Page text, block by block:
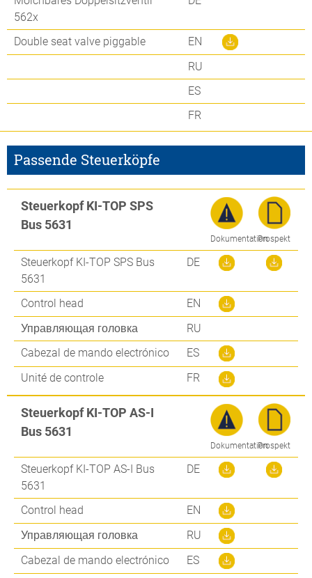
562x
Double seat valve piggable
EN
RU
ES
FR
Passende Steuerköpfe
Steuerkopf KI-TOP SPS
Bus 5631
DokumentationProspekt
Steuerkopf KI-TOP SPS Bus
5631
DE
Control head
EN
Управляющая головка
RU
Cabezal de mando electrónico
ES
Unité de controle
FR
Steuerkopf KI-TOP AS-I
Bus 5631
DokumentationProspekt
Steuerkopf KI-TOP AS-I Bus
5631
DE
Control head
EN
Управляющая головка
RU
Cabezal de mando electrónico
ES